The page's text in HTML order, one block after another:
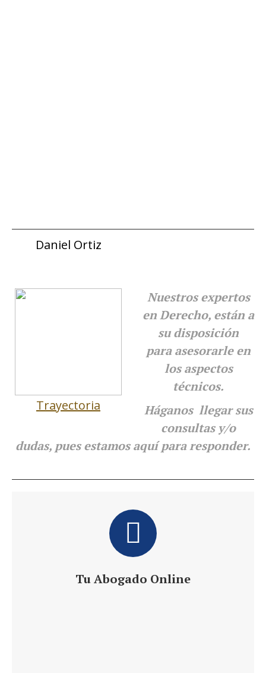
Daniel Ortiz
Trayectoria
Nuestros expertos
en Derecho, están a
su disposición
paraasesorarle en
los aspectos
técnicos.
Háganos llegar sus
consultas y/o
dudas, pues estamos aquí para responder.
Tu Abogado Online